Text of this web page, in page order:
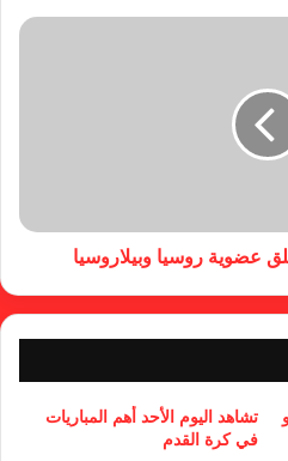
عضوية روسيا وبيلاروسيا
تشاهد اليوم الأحد أهم المباريات
في كرة القدم